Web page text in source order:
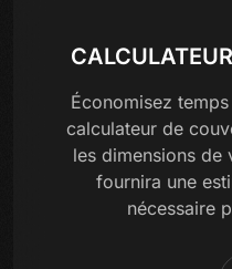
Économisez
calculateur de
les dimensions de
fournira une
nécessaire